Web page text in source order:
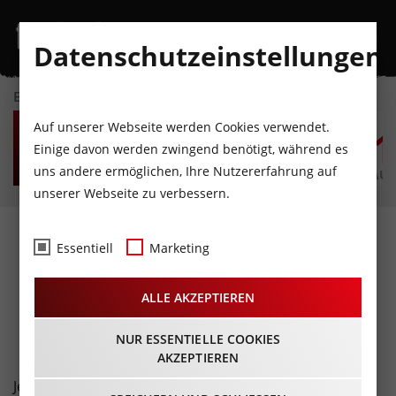
EVENTKALENDER
FR
7
AUGUST
SA
8
AUGUST
SO
9
AUGUST
MO
10
AUGUST
DI
11
AUGUST
Fotos- Jetzt und Wir
Videodreh@Innsbruck
21.09.2019
Jetzt und Wir, aktuelle Shootingstars der Tiroler
Datenschutzeinstellungen
Auf unserer Webseite werden Cookies verwendet.
Einige davon werden zwingend benötigt, während es
uns andere ermöglichen, Ihre Nutzererfahrung auf
unserer Webseite zu verbessern.
Essentiell Marketing
ALLE AKZEPTIEREN
NUR ESSENTIELLE COOKIES
AKZEPTIEREN